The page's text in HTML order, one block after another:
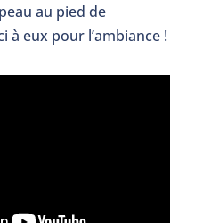
au pied de
à eux pour l’ambiance !